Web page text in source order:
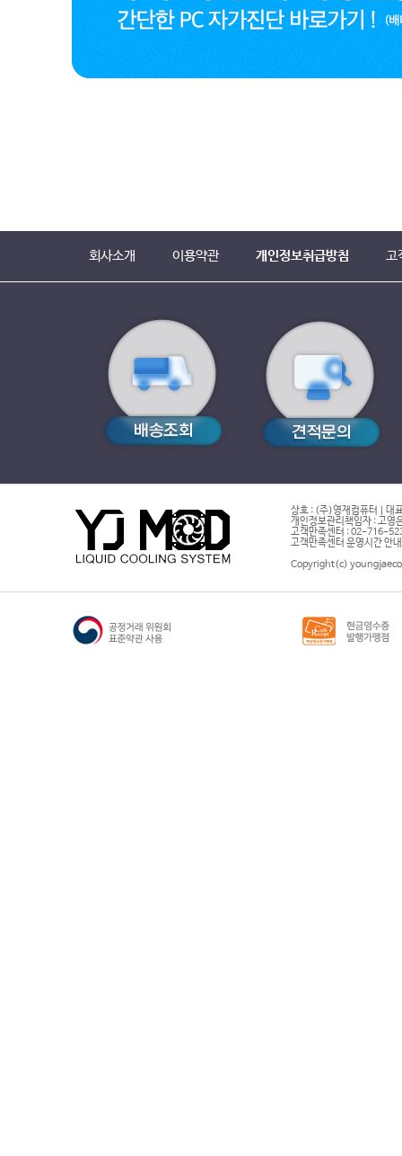
회사소개 이용약관 개인정보취급방침 고
상호 : (주)영재컴퓨터 | 대
개인정보관리책임자 : 고영
고객만족센터 : 02-716-
고객만족센터 운영시간 안
Copyright(c)